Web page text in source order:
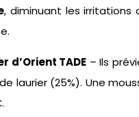
, diminuant les
d’Orient TADE – Ils
laurier (25%). Une